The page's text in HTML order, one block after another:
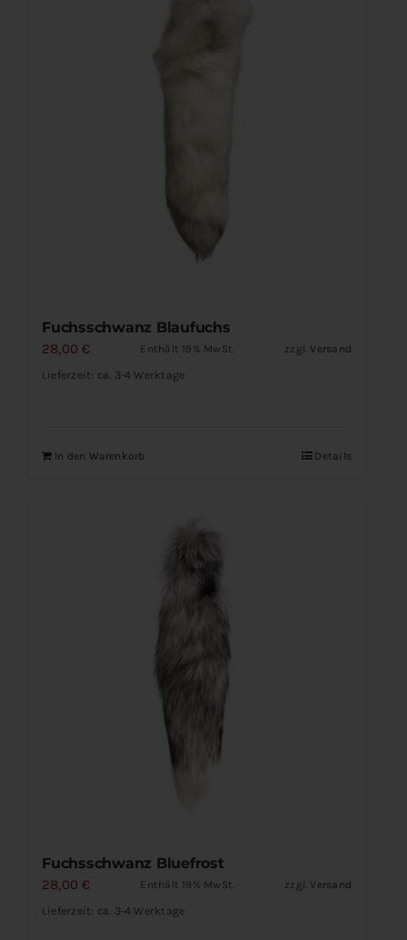
Fuchsschwanz Blaufuchs
28,00 € Enthält 19% MwSt. zzgl. Versand
Lieferzeit: ca. 3-4 Werktage
In den Warenkorb Details
Fuchsschwanz Bluefrost
28,00 € Enthält 19% MwSt. zzgl. Versand
Lieferzeit: ca. 3-4 Werktage